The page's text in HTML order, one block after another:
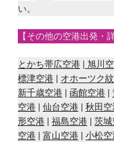
い。
【その他の空港出発・
とかち帯広空港 | 旭川
標津空港 | オホーツク
新千歳空港 | 函館空港 |
空港 | 仙台空港 | 秋田空
形空港 | 福島空港 | 茨城
空港 | 富山空港 | 小松空